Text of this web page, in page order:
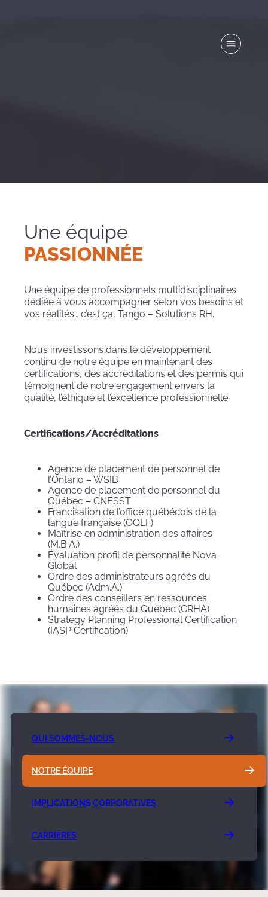
Une équipe
PASSIONNÉE
Une équipe de professionnels multidisciplinaires
dédiée à vous accompagner selon vos besoins et
vos réalités… c’est ça, Tango – Solutions RH.
Nous investissons dans le développement
continu de notre équipe en maintenant des
certifications, des accréditations et des permis qui
témoignent de notre engagement envers la
qualité, l’éthique et l’excellence professionnelle.
Certifications/Accréditations
Agence de placement de personnel de
l’Ontario – WSIB
Agence de placement de personnel du
Québec – CNESST
Francisation de l’office québécois de la
langue française (OQLF)
Maîtrise en administration des affaires
(M.B.A.)
Évaluation profil de personnalité Nova
Global
Ordre des administrateurs agréés du
Québec (Adm.A.)
Ordre des conseillers en ressources
humaines agréés du Québec (CRHA)
Strategy Planning Professional Certification
(IASP Certification)
QUI SOMMES-NOUS
NOTRE ÉQUIPE
IMPLICATIONS CORPORATIVES
CARRIÈRES